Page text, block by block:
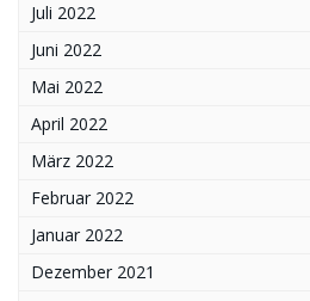
Juli 2022
Juni 2022
Mai 2022
April 2022
März 2022
Februar 2022
Januar 2022
Dezember 2021